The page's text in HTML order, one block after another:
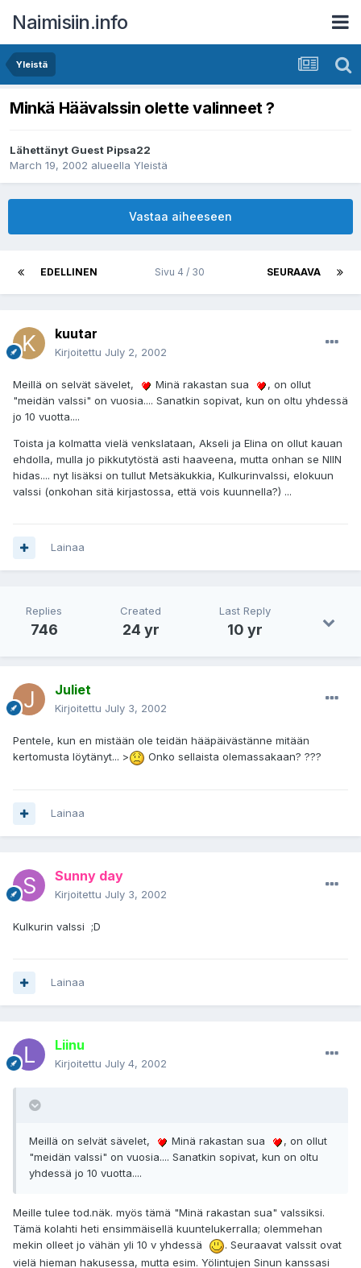
Naimisiin.info
Yleistä
Minkä Häävalssin olette valinneet ?
Lähettänyt Guest Pipsa22
March 19, 2002 alueella Yleistä
Vastaa aiheeseen
EDELLINEN SEURAAVA
Sivu 4 / 30
kuutar
Kirjoitettu July 2, 2002
Meillä on selvät sävelet, Minä rakastan sua
, on ollut
"meidän valssi" on vuosia.... Sanatkin sopivat, kun on oltu yhdessä
jo 10 vuotta....
Toista ja kolmatta vielä venkslataan, Akseli ja Elina on ollut kauan
ehdolla, mulla jo pikkutytöstä asti haaveena, mutta onhan se NIIN
hidas.... nyt lisäksi on tullut Metsäkukkia, Kulkurinvalssi, elokuun
valssi (onkohan sitä kirjastossa, että vois kuunnella?) ...
Lainaa
Replies
746
Created
24 yr
Last Reply
10 yr
Juliet
Kirjoitettu July 3, 2002
Pentele, kun en mistään ole teidän hääpäivästänne mitään
kertomusta löytänyt... >
Onko sellaista olemassakaan? ???
Lainaa
Sunny day
Kirjoitettu July 3, 2002
Kulkurin valssi ;D
Lainaa
Liinu
Kirjoitettu July 4, 2002
Meillä on selvät sävelet, Minä rakastan sua
, on ollut
"meidän valssi" on vuosia.... Sanatkin sopivat, kun on oltu
yhdessä jo 10 vuotta....
Meille tulee tod.näk. myös tämä "Minä rakastan sua" valssiksi.
Tämä kolahti heti ensimmäisellä kuuntelukerralla; olemmehan
mekin olleet jo vähän yli 10 v yhdessä
. Seuraavat valssit ovat
vielä hieman hakusessa, mutta esim. Yölintujen Sinun kanssasi